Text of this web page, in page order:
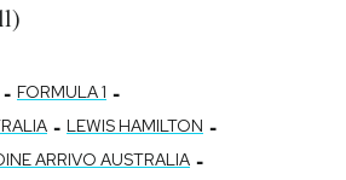
- FORMULA 1 -
- LEWIS HAMILTON -
ARRIVO AUSTRALIA -